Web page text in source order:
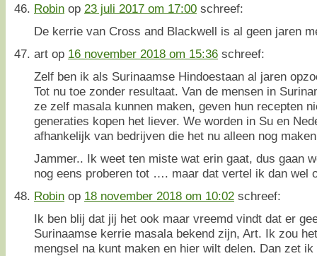
Robin op 23 juli 2017 om 17:00 schreef:
De kerrie van Cross and Blackwell is al geen jaren
art op 16 november 2018 om 15:36 schreef:
Zelf ben ik als Surinaamse Hindoestaan al jaren
Tot nu toe zonder resultaat. Van de mensen in
ze zelf masala kunnen maken, geven hun recepten
generaties kopen het liever. We worden in Su en
afhankelijk van bedrijven die het nu alleen nog
Jammer.. Ik weet ten miste wat erin gaat, dus gaan
nog eens proberen tot …. maar dat vertel ik dan wel
Robin op 18 november 2018 om 10:02 schreef:
Ik ben blij dat jij het ook maar vreemd vindt dat er
Surinaamse kerrie masala bekend zijn, Art. Ik zou
mengsel na kunt maken en hier wilt delen. Dan zet